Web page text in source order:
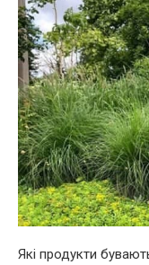
Які продукти